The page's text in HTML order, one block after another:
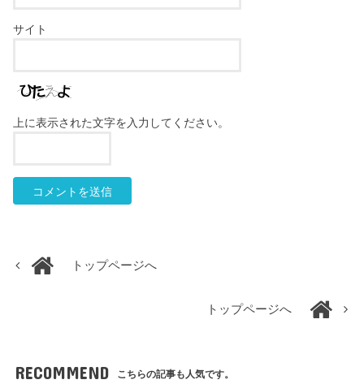
サイト
上に表示された文字を入力してください。
トップページへ
トップページへ
RECOMMEND こちらの記事も人気です。